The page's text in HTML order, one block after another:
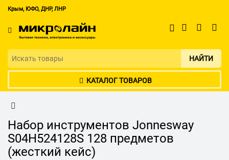
Крым, ЮФО, ДНР, ЛНР
НАЙТИ
КАТАЛОГ ТОВАРОВ
Набор инструментов Jonnesway
S04H524128S 128 предметов
(жесткий кейс)